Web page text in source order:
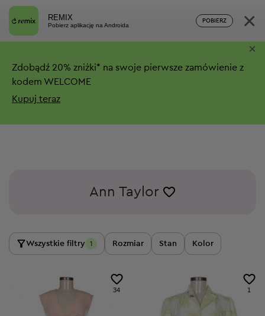
REMIX
Pobierz aplikację na Androida
POBIERZ ×
Zdobądź 20% zniżki* na swoje pierwsze zamówienie z
kodem WELCOME
Kupuj teraz
×
Ann Taylor
Wszystkie filtry 1 Rozmiar Stan Kolor
34 1